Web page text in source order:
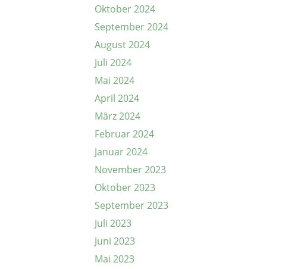
Oktober 2024
September 2024
August 2024
Juli 2024
Mai 2024
April 2024
März 2024
Februar 2024
Januar 2024
November 2023
Oktober 2023
September 2023
Juli 2023
Juni 2023
Mai 2023